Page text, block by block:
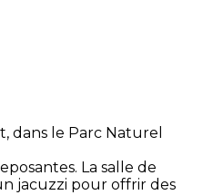
dans le Parc Naturel
La salle de
jacuzzi pour offrir des